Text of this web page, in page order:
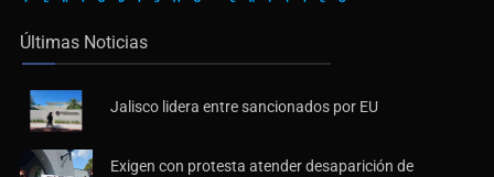
Últimas Noticias
Jalisco lidera entre sancionados por EU
Exigen con protesta atender desaparición de